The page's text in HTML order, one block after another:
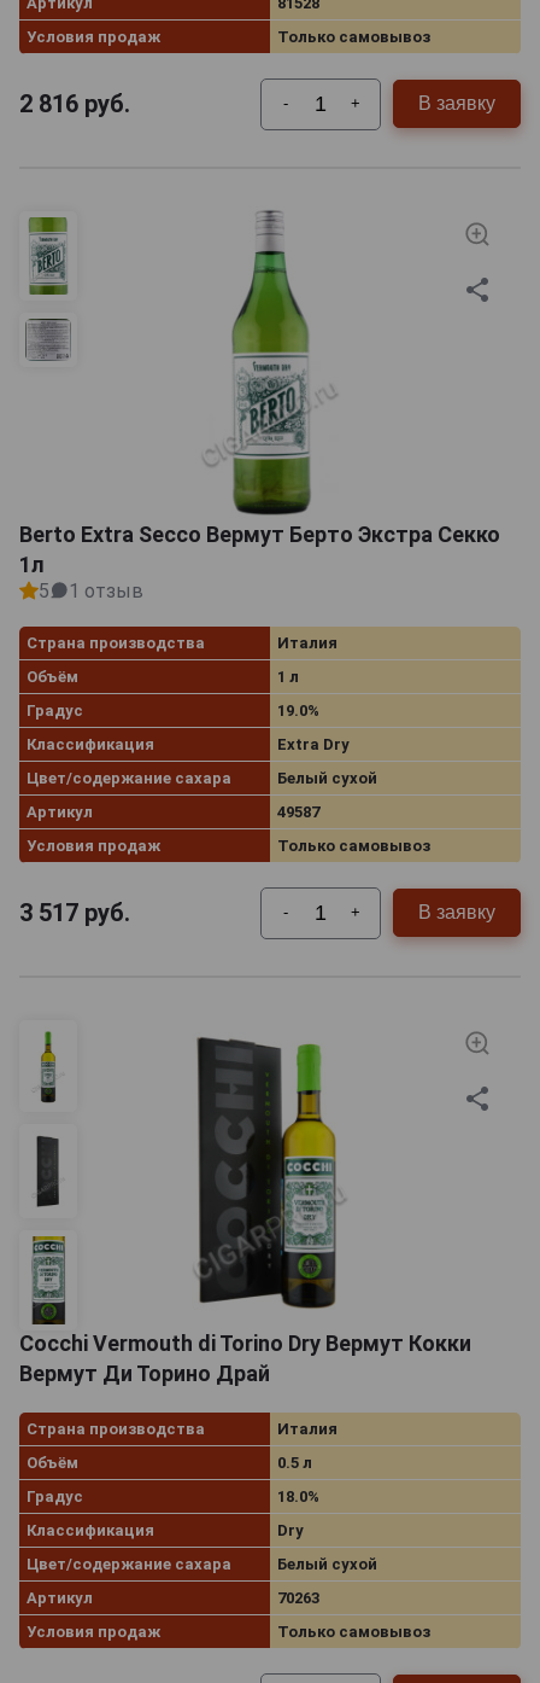
Условия продаж
Только самовывоз
2 816 руб. - + В заявку
Berto Extra Secco Вермут Берто Экстра Секко
1л
5 1 отзыв
Страна производства
Италия
Объём
1 л
Градус
19.0%
Классификация
Extra Dry
Цвет/содержание сахара
Белый сухой
Артикул
49587
Условия продаж
Только самовывоз
3 517 руб. - + В заявку
Cocchi Vermouth di Torino Dry Вермут Кокки
Вермут Ди Торино Драй
Страна производства
Италия
Объём
0.5 л
Градус
18.0%
Классификация
Dry
Цвет/содержание сахара
Белый сухой
Артикул
70263
Условия продаж
Только самовывоз